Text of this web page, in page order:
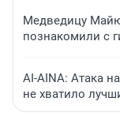
Медведицу
познакомили с
AI-AINA: Атака
не хватило